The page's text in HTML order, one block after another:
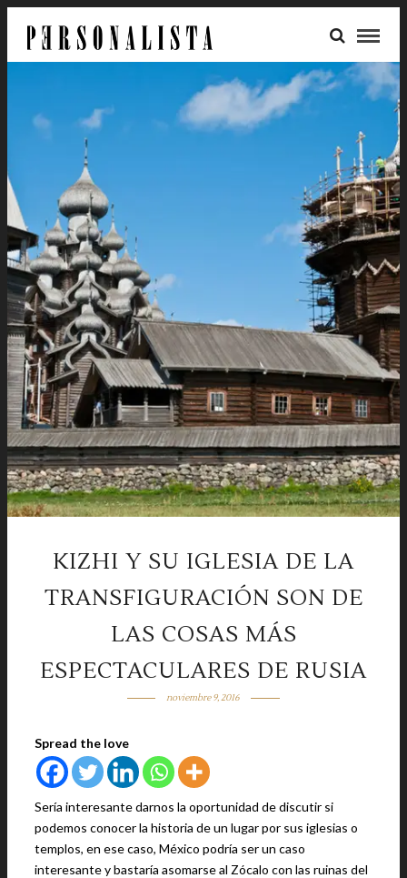
KIZHI Y SU IGLESIA DE LA
TRANSFIGURACIÓN SON DE
LAS COSAS MÁS
ESPECTACULARES DE RUSIA
noviembre 9, 2016
Spread the love
Sería interesante darnos la oportunidad de discutir si
podemos conocer la historia de un lugar por sus iglesias o
templos, en ese caso, México podría ser un caso
interesante y bastaría asomarse al Zócalo con las ruinas del